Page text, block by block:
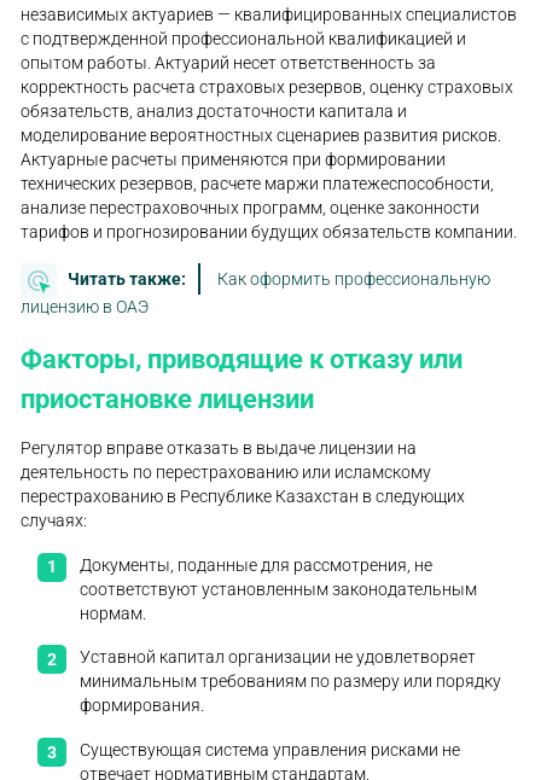
независимых актуариев — квалифицированных специалистов
с подтвержденной профессиональной квалификацией и
опытом работы. Актуарий несет ответственность за
корректность расчета страховых резервов, оценку страховых
обязательств, анализ достаточности капитала и
моделирование вероятностных сценариев развития рисков.
Актуарные расчеты применяются при формировании
технических резервов, расчете маржи платежеспособности,
анализе перестраховочных программ, оценке законности
тарифов и прогнозировании будущих обязательств компании.
Читать также:
Как оформить профессиональную
лицензию в ОАЭ
Факторы, приводящие к отказу или
приостановке лицензии
Регулятор вправе отказать в выдаче лицензии на
деятельность по перестрахованию или исламскому
перестрахованию в Республике Казахстан в следующих
случаях:
Документы, поданные для рассмотрения, не
соответствуют установленным законодательным
нормам.
Уставной капитал организации не удовлетворяет
минимальным требованиям по размеру или порядку
формирования.
Существующая система управления рисками не
отвечает нормативным стандартам.